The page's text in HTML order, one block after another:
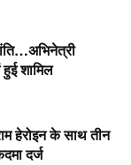
शामिल
हेरोइन के साथ तीन
दर्ज